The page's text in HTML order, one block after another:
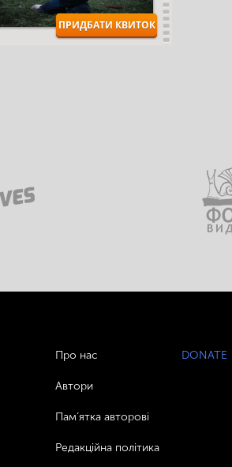
Про нас
Автори
Пам’ятка авторові
Редакційна політика
DONATE